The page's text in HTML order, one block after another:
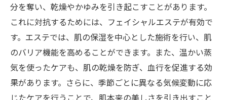
札幌エステで得られるリラクゼーション効
果
地元民に愛されるサロンの選び方
肌の悩みに応じたエステ選びのポイント
肌タイプ別の施術メニュー
問題別に選ぶおすすめ施術
分を奪い、乾燥やかゆみを引き起こすことがあります。
これに対抗するためには、フェイシャルエステが有効で
す。エステでは、肌の保湿を中心とした施術を行い、肌
のバリア機能を高めることができます。また、温かい蒸
気を使ったケアも、肌の乾燥を防ぎ、血行を促進する効
果があります。さらに、季節ごとに異なる気候変動に応
じたケアを行うことで、肌本来の美しさを引き出すこと